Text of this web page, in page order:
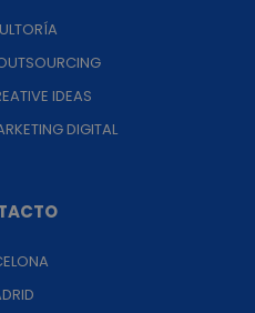
IDEAS
DIGITAL